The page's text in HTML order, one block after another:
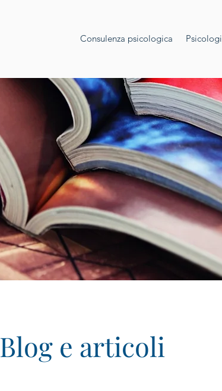
Consulenza psicologica
Blog e articoli